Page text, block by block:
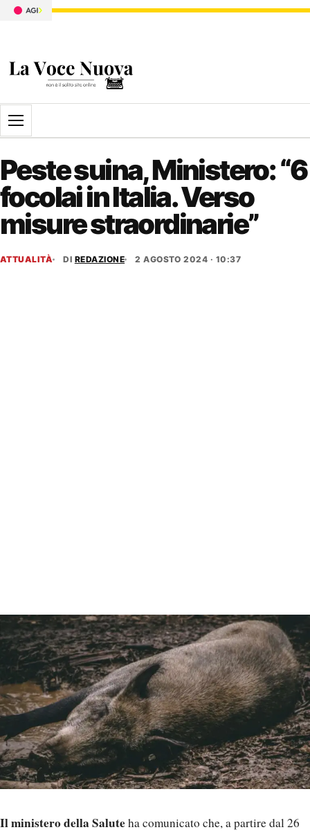
Apri il menu
Peste suina, Ministero: “6
focolai in Italia. Verso
misure straordinarie”
ATTUALITÀ DI REDAZIONE 2 AGOSTO 2024 · 10:37
Il ministero della Saluteha comunicato che, a partire dal 26